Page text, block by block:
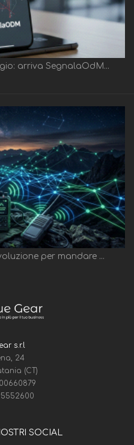
arriva SegnalaOdM...
per mandare ...
s.r.l
24
(CT)
SOCIAL